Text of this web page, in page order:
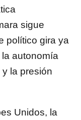
sigue
político gira ya
autonomía
la presión
Unidos, la